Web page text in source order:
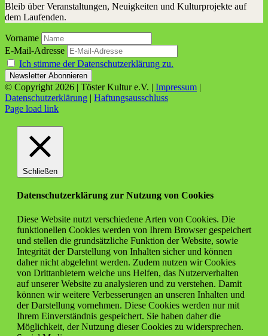
Bleib über Veranstaltungen, Neuigkeiten und Kulturprojekte auf
dem Laufenden.
Vorname
E-Mail-Adresse
Ich stimme der Datenschutzerklärung zu.
© Copyright 2026 | Töster Kultur e.V. | Impressum |
Datenschutzerklärung | Haftungsausschluss
Facebook
X
Instagram
YouTube
Page load link
Schließen
Datenschutzerklärung zur Nutzung von Cookies
Diese Website nutzt verschiedene Arten von Cookies. Die
funktionellen Cookies werden von Ihrem Browser gespeichert
und stellen die grundsätzliche Funktion der Website, sowie
Integrität der Darstellung von Inhalten sicher und können
daher nicht abgelehnt werden. Zudem nutzen wir Cookies
von Drittanbietern welche uns Helfen, das Nutzerverhalten
auf unserer Website zu analysieren und zu verstehen. Damit
können wir weitere Verbesserungen an unseren Inhalten und
der Darstellung vornehmen. Diese Cookies werden nur mit
Ihrem Einverständnis gespeichert. Sie haben daher die
Möglichkeit, der Nutzung dieser Cookies zu widersprechen.